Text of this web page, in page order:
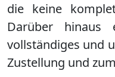
die keine
Darüber hinaus
vollständiges und
Zustellung und